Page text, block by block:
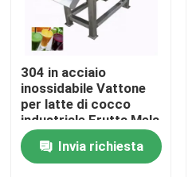
Contattaci
Notizie
Casi
304 in acciaio
inossidabile Vattone
per latte di cocco
industriale Frutta Mela
Melone Arancione
Succo d'arancia
Macinatore di succo
Invia richiesta